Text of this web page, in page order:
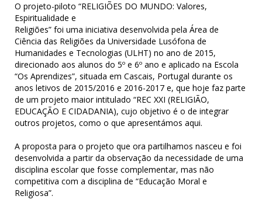
O projeto-piloto “RELIGIÕES DO MUNDO: Valores,
Espiritualidade e
Religiões” foi uma iniciativa desenvolvida pela Área de
Ciência das Religiões da Universidade Lusófona de
Humanidades e Tecnologias (ULHT) no ano de 2015,
direcionado aos alunos do 5º e 6º ano e aplicado na Escola
“Os Aprendizes”, situada em Cascais, Portugal durante os
anos letivos de 2015/2016 e 2016-2017 e, que hoje faz parte
de um projeto maior intitulado “REC XXI (RELIGIÃO,
EDUCAÇÃO E CIDADANIA), cujo objetivo é o de integrar
outros projetos, como o que apresentámos aqui.
A proposta para o projeto que ora partilhamos nasceu e foi
desenvolvida a partir da observação da necessidade de uma
disciplina escolar que fosse complementar, mas não
competitiva com a disciplina de “Educação Moral e
Religiosa”.